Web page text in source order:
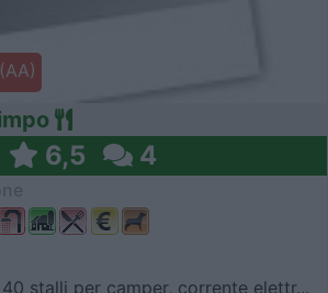
6,5 4
stalli per camper, corrente elettr...